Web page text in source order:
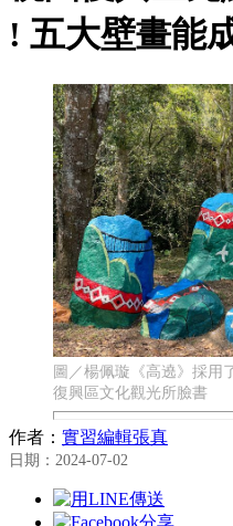
! 五大壁畫能
圖／楊佩璇《高遶》採用
復興區文化觀光所臉書
作者： 實習編輯張真
日期：2024-07-02